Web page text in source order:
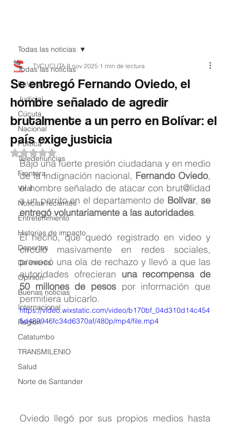
Todas las noticias
EnVivo
Judicial
Cúcuta
Nacional
Política
Teledenuncias
Frontera
Viral
Noticias recientes
Entretenimiento
Historias de impacto
Deportes
De interés
Opinión
Buenas noticias
Internacional
Region
Catatumbo
TRANSMILENIO
Salud
Norte de Santander
Todas las noticias
Se entregó Fernando Oviedo, el
hombre señalado de agredir
brutalmente a un perro en Bolívar: el
país exige justicia
TVCUCUTA 8 nov 2025 1 min de lectura
Obtuvo NaN de 5 estrellas.
Bajo una fuerte presión ciudadana y en medio
de la indignación nacional, Fernando Oviedo,
el hombre señalado de atacar con brut@lidad
a un perrito en el departamento de Bolívar, se
entregó voluntariamente a las autoridades.
El hecho, que quedó registrado en video y
circuló masivamente en redes sociales,
provocó una ola de rechazo y llevó a que las
autoridades ofrecieran una recompensa de
50 millones de pesos por información que
permitiera ubicarlo.
https://video.wixstatic.com/video/b170bf_04d310d14c454
5d489946fc34d6370af/480p/mp4/file.mp4
Oviedo llegó por sus propios medios hasta